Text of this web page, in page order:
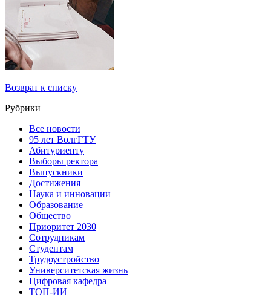
Возврат к списку
Рубрики
Все новости
95 лет ВолгГТУ
Абитуриенту
Выборы ректора
Выпускники
Достижения
Наука и инновации
Образование
Общество
Приоритет 2030
Сотрудникам
Студентам
Трудоустройство
Университетская жизнь
Цифровая кафедра
ТОП-ИИ